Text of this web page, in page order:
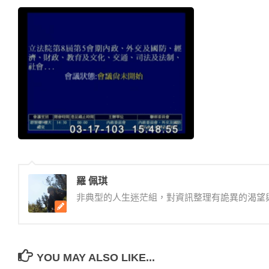
羅 佩琪
非典型的人生迷茫組，對資訊整理有詭異的渴望
YOU MAY ALSO LIKE...